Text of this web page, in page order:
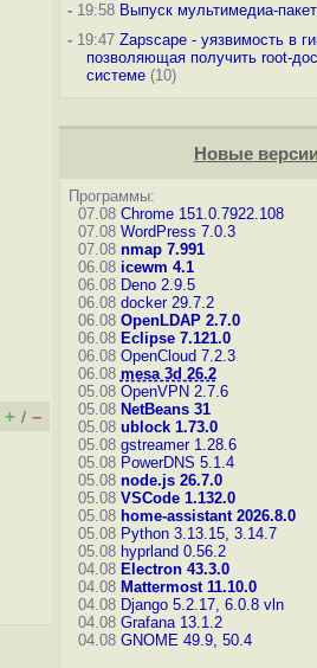
+ / –
-19:58 Выпуск мультимедиа-
-19:47 Zapscape - уязвимость в
позволяющая получить root-
системе(10)
Новые версии
Программы:
07.08 Chrome 151.0.7922.108
07.08 WordPress 7.0.3
07.08 nmap 7.991
06.08 icewm 4.1
06.08 Deno 2.9.5
06.08 docker 29.7.2
06.08 OpenLDAP 2.7.0
06.08 Eclipse 7.121.0
06.08 OpenCloud 7.2.3
06.08 mesa 3d 26.2
05.08 OpenVPN 2.7.6
05.08 NetBeans 31
05.08 ublock 1.73.0
05.08 gstreamer 1.28.6
05.08 PowerDNS 5.1.4
05.08 node.js 26.7.0
05.08 VSCode 1.132.0
05.08 home-assistant 2026.8.0
05.08 Python 3.13.15, 3.14.7
05.08 hyprland 0.56.2
04.08 Electron 43.3.0
04.08 Mattermost 11.10.0
04.08 Django 5.2.17, 6.0.8 vln
04.08 Grafana 13.1.2
04.08 GNOME 49.9, 50.4